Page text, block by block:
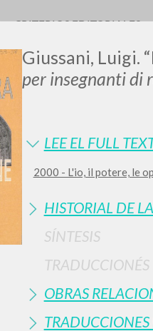
Giussani, Luigi.
per insegnanti di
LEE EL FULL
2000 - L'io, il potere, le
HISTORIAL DE
SÍNTESIS
TRADUCCIONÉS
OBRAS
CRITERIOS EDITORIALES
¿Quieres
0
IDIOMA